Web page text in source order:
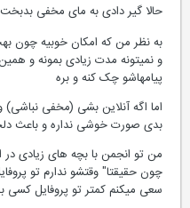
حالا گیر دادی به مای مخفی بدبخت
به نظر من که امکان خوبیه چون
و نمیتونه مدت زیادی بمونه و
پیامهاشو چک کنه و بره
اما اگه آنلاین بشی (مخفی نباشی)
بدی صورت خوشی نداره و باعث
من تو انجمن با بچه های زیادی در
چون حقیقتا" وقتشو ندارم تو
سعی میکنم کمتر تو پروفایل کسی برم